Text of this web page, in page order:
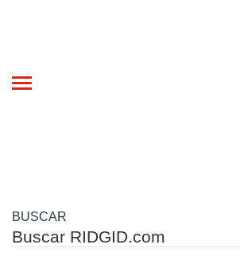
Toggle
BUSCAR
Buscar RIDGID.com